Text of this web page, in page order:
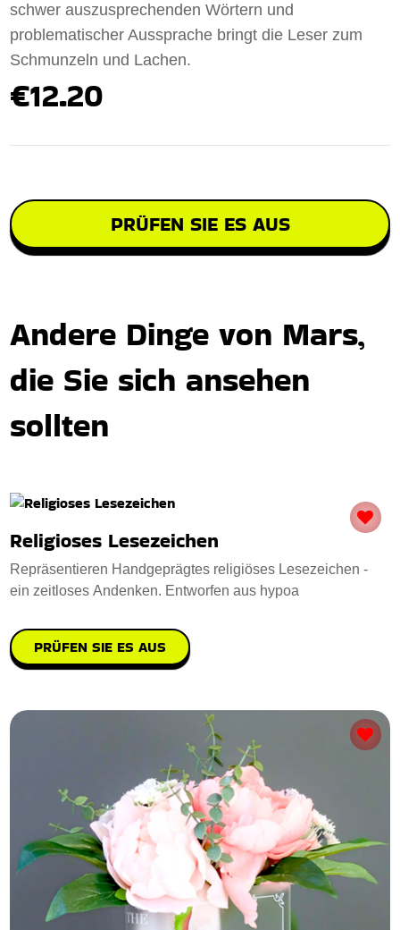
schwer auszusprechenden Wörtern und
problematischer Aussprache bringt die Leser zum
Schmunzeln und Lachen.
€12.20
PRÜFEN SIE ES AUS
Andere Dinge von Mars,
die Sie sich ansehen
sollten
Religioses Lesezeichen
Repräsentieren Handgeprägtes religiöses Lesezeichen -
ein zeitloses Andenken. Entworfen aus hypoa
PRÜFEN SIE ES AUS